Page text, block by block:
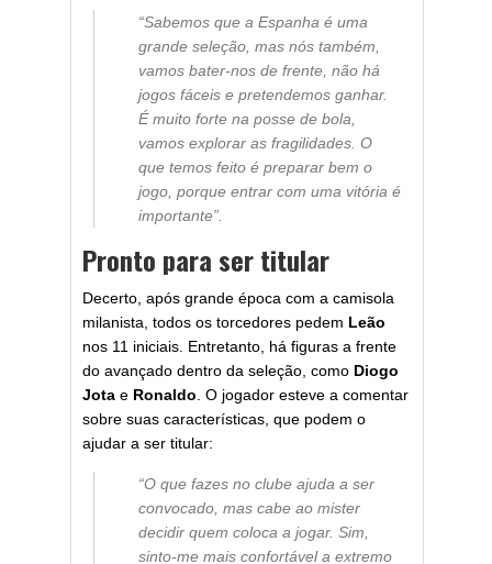
“Sabemos que a Espanha é uma
grande seleção, mas nós também,
vamos bater-nos de frente, não há
jogos fáceis e pretendemos ganhar.
É muito forte na posse de bola,
vamos explorar as fragilidades. O
que temos feito é preparar bem o
jogo, porque entrar com uma vitória é
importante”.
Pronto para ser titular
Decerto, após grande época com a camisola
milanista, todos os torcedores pedem Leão
nos 11 iniciais. Entretanto, há figuras a frente
do avançado dentro da seleção, como Diogo
Jota e Ronaldo . O jogador esteve a comentar
sobre suas características, que podem o
ajudar a ser titular:
“O que fazes no clube ajuda a ser
convocado, mas cabe ao mister
decidir quem coloca a jogar. Sim,
sinto-me mais confortável a extremo